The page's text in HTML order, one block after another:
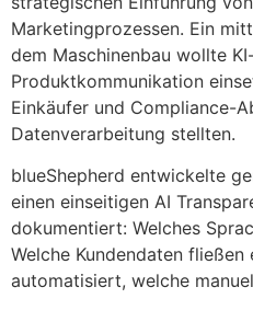
Marketingprozessen. Ein
dem Maschinenbau wollte
Produktkommunikation
Einkäufer und Compliance-
Datenverarbeitung stellten.
blueShepherd entwickelte
einen einseitigen AI
dokumentiert: Welches
Welche Kundendaten
automatisiert, welche